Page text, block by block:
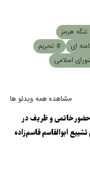
هرمز
ای
# تحریم
اسلامی
مشاهده همه ویدئو ها
خاتمی و ظریف در
ابوالقاسم قاسم‌زاده